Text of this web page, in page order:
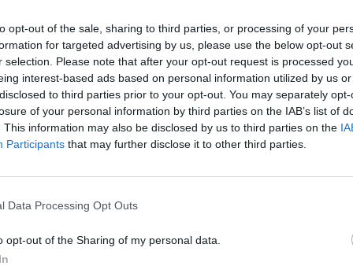
opt-out of the sale, sharing to third parties, or processing of your
for targeted advertising by us, please use the below opt-out
selection. Please note that after your opt-out request is processed
interest-based ads based on personal information utilized by us
to third parties prior to your opt-out. You may separately
of your personal information by third parties on the IAB’s list of
This information may also be disclosed by us to third parties on the
Participants that may further disclose it to other third parties.
Data Processing Opt Outs
opt-out of the Sharing of my personal data.
finale con i derby di Gallura, Barbagia e
Ogliastra
5 Ago 2026
Con il campionato di Eccellenza che avrà inizio domenica 13
settembre, il Comitato Regionale ufficializza anche le date
della Coppa Italia in programma domenica 30 agosto
(andata) e domenica 6…
impegno finisce qui, troppe
calcio»